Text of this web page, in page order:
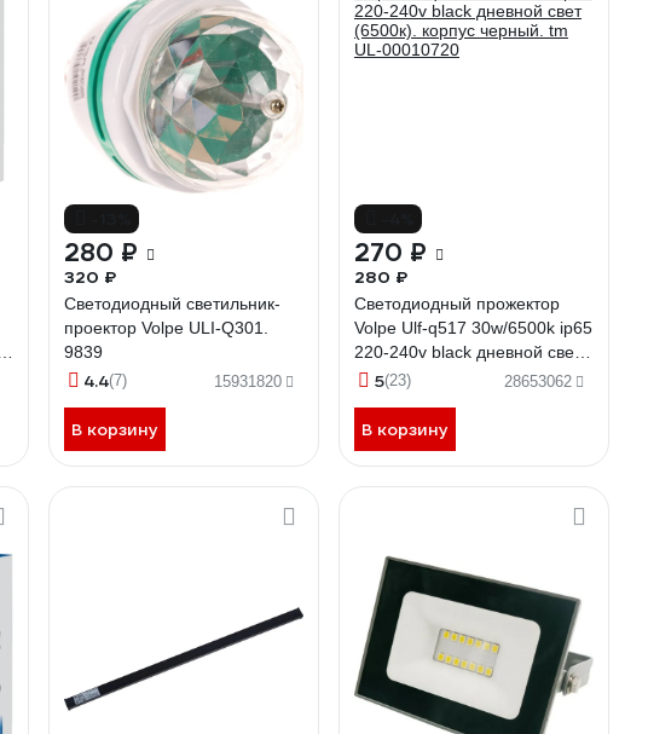
280 ₽
320 ₽
Светодиодный светильник-
проектор Volpe ULI-Q301.
9839
4.4(7) 15931820
В корзину
270 ₽
280 ₽
Светодиодный прожектор
Volpe Ulf-q517 30w/6500k ip65
220-240v black дневной свет
(6500к). корпус черный. tm
5(23) 28653062
В корзину